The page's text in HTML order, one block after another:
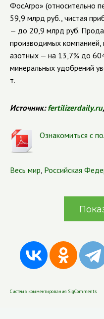
ФосАгро» (относительно
59,9 млрд руб., чистая
— до 20,9 млрд руб.
производимых
азотных — на 13,7% до
минеральных удобрений
т.
Источник:fertilizerdaily.ru
Ознакомиться с
Весь мир, Российская
Система комментирования SigComments